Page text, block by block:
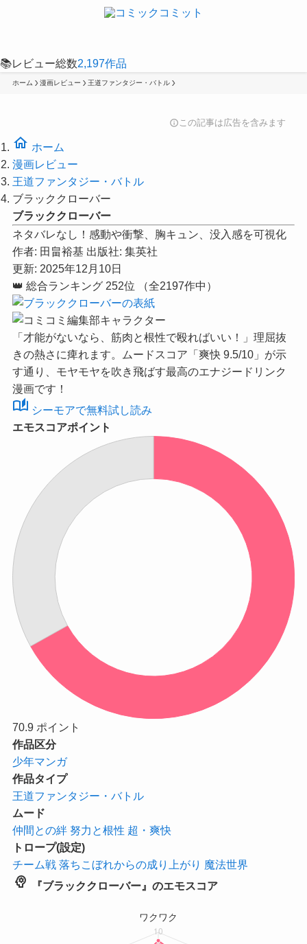
📚レビュー総数2,197作品
ホーム 漫画レビュー 王道ファンタジー・バトル
infoこの記事は広告を含みます
home ホーム
漫画レビュー
王道ファンタジー・バトル
ブラッククローバー
ブラッククローバー
ネタバレなし！感動や衝撃、胸キュン、没入感を可視化
作者: 田畠裕基 出版社: 集英社
更新: 2025年12月10日
👑 総合ランキング 252位 （全2197作中）
「才能がないなら、筋肉と根性で殴ればいい！」理屈抜
きの熱さに痺れます。ムードスコア 「爽快 9.5/10」 が示
す通り、モヤモヤを吹き飛ばす最高のエナジードリンク
漫画です！
auto_stories シーモアで無料試し読み
エモスコアポイント
70.9 ポイント
作品区分
少年マンガ
作品タイプ
王道ファンタジー・バトル
ムード
仲間との絆 努力と根性 超・爽快
トロープ(設定)
チーム戦 落ちこぼれからの成り上がり 魔法世界
psychology 『ブラッククローバー』のエモスコア